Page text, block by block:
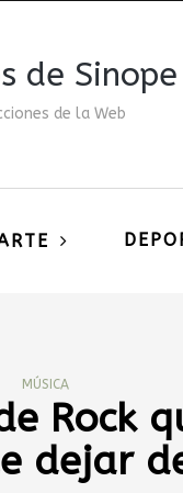
de Sinope
de la Web
MÚSICA
Rock
dejar